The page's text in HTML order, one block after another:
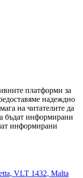
платформи за
надеждно
на читателите да
бъдат информирани
информирани
VLT 1432, Malta